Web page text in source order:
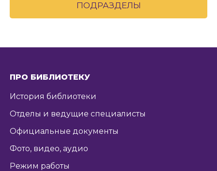
ПОДРАЗДЕЛЫ
ПРО БИБЛИОТЕКУ
История библиотеки
Отделы и ведущие специалисты
Официальные документы
Фото, видео, аудио
Режим работы